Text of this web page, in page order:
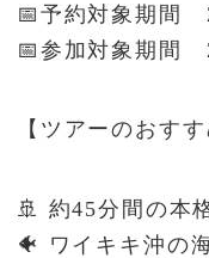
📅予約対象期間
📅参加対象期間
【ツアーのおす
🚢 約45分間の本
🐠 ワイキキ沖の